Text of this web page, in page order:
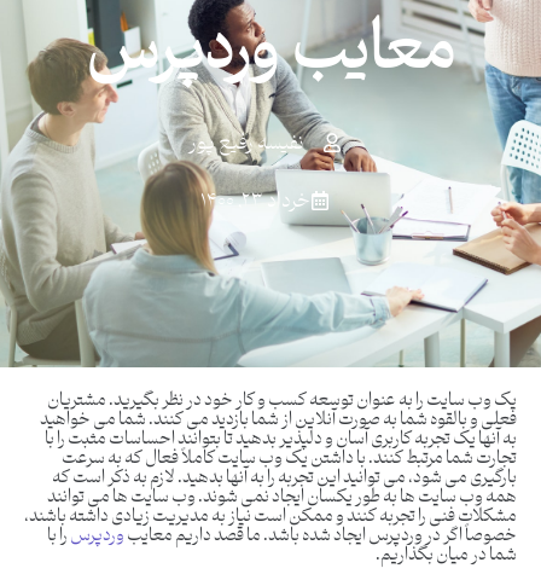
معایب وردپرس
نفیسه رفیع پور
خرداد ۲۳, ۱۴۰۰
یک وب سایت را به عنوان توسعه کسب و کار خود در نظر بگیرید. مشتریان
فعلی و بالقوه شما به صورت آنلاین از شما بازدید می کنند. شما می خواهید
به آنها یک تجربه کاربری آسان و دلپذیر بدهید تا بتوانند احساسات مثبت را با
تجارت شما مرتبط کنند. با داشتن یک وب سایت کاملاً فعال که به سرعت
بارگیری می شود، می توانید این تجربه را به آنها بدهید. لازم به ذکر است که
همه وب سایت ها به طور یکسان ایجاد نمی شوند. وب سایت ها می توانند
مشکلات فنی را تجربه کنند و ممکن است نیاز به مدیریت زیادی داشته باشند،
خصوصاً اگر در وردپرس ایجاد شده باشد. ما قصد داریم معایبوردپرسرا با
شما در میان بگذاریم.